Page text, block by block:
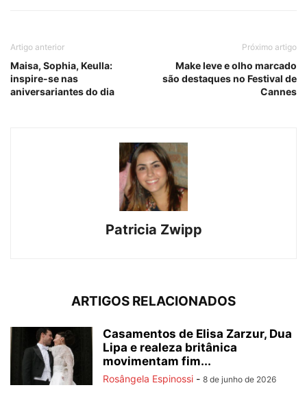
Artigo anterior
Maisa, Sophia, Keulla:
inspire-se nas
aniversariantes do dia
Próximo artigo
Make leve e olho marcado
são destaques no Festival de
Cannes
Patricia Zwipp
ARTIGOS RELACIONADOS
Casamentos de Elisa Zarzur, Dua
Lipa e realeza britânica
movimentam fim...
Rosângela Espinossi - 8 de junho de 2026